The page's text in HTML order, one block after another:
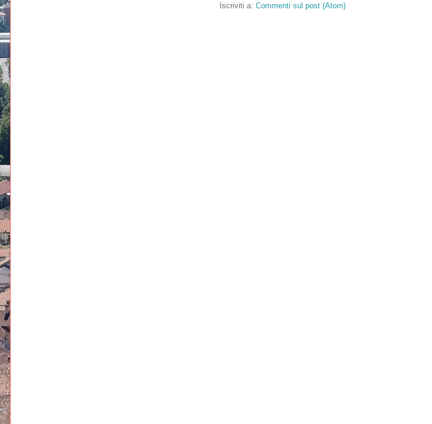
Iscriviti a: Commenti sul post (Atom)